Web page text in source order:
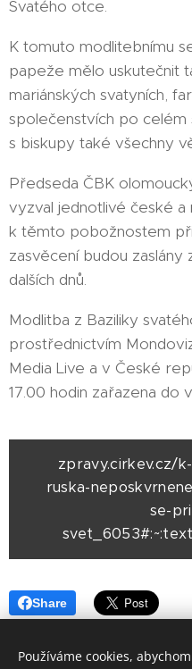
Svatého otce.
K tomuto modlitebnímu
papeže mělo uskutečnit
mariánských svatyních,
společenstvích po
s biskupy také všechny
Předseda ČBK
vyzval jednotlivé české
k těmto pobožnostem
zasvěcení budou
dalších dnů.
Modlitba z Baziliky
prostřednictvím
Media Live a v České
17.00 hodin zařazena do
zpravy.cirkev.cz/
ruska-
se-
Share
Používáme cookies,